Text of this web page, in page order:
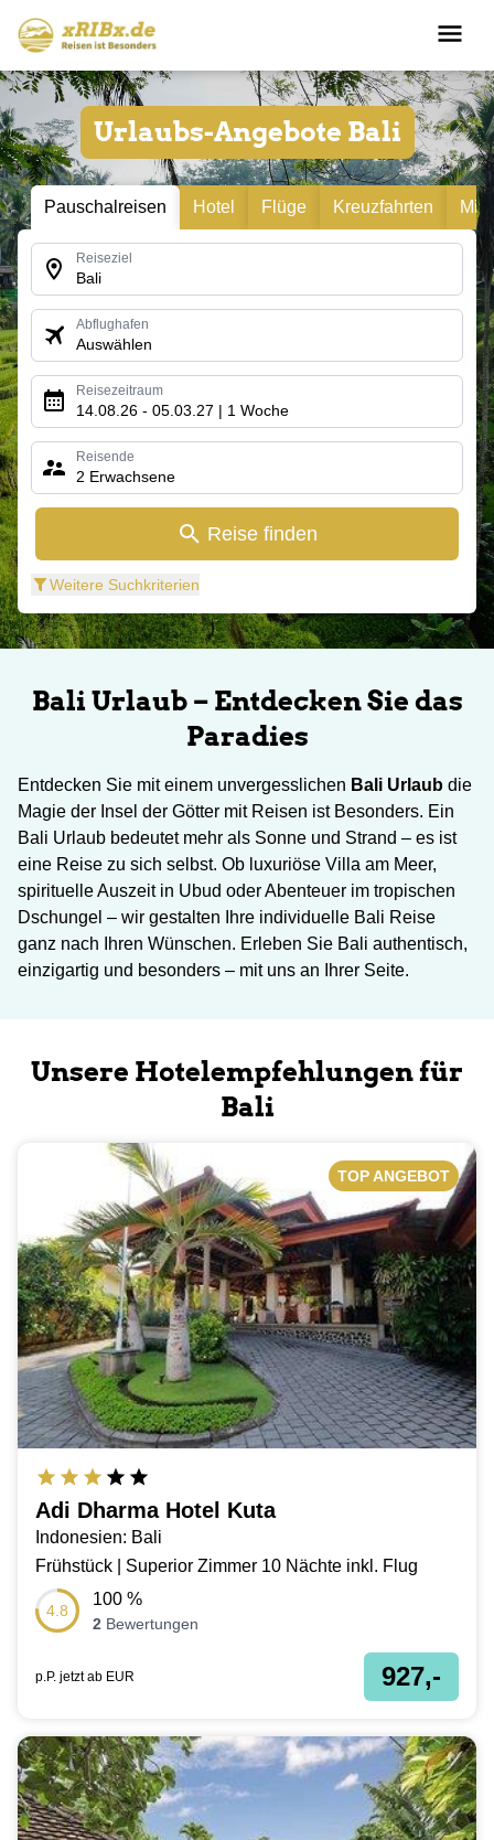
Urlaubs-Angebote Bali
Pauschalreisen Hotel Flüge Kreuzfahrten
Reiseziel
Bali
Abflughafen
Auswählen
Reisezeitraum
14.08.26 - 05.03.27 | 1 Woche
Reisende
2 Erwachsene
Reise finden
Weitere Suchkriterien
Bali Urlaub – Entdecken Sie das
Paradies
Entdecken Sie mit einem unvergesslichen Bali Urlaub die
Magie der Insel der Götter mit Reisen ist Besonders. Ein
Bali Urlaub bedeutet mehr als Sonne und Strand – es ist
eine Reise zu sich selbst. Ob luxuriöse Villa am Meer,
spirituelle Auszeit in Ubud oder Abenteuer im tropischen
Dschungel – wir gestalten Ihre individuelle Bali Reise
ganz nach Ihren Wünschen. Erleben Sie Bali authentisch,
einzigartig und besonders – mit uns an Ihrer Seite.
Unsere Hotelempfehlungen für
Bali
TOP ANGEBOT
Adi Dharma Hotel Kuta
Indonesien: Bali
Frühstück | Superior Zimmer 10 Nächte inkl. Flug
4.8
100 %
2 Bewertungen
p.P. jetzt ab EUR 927,-